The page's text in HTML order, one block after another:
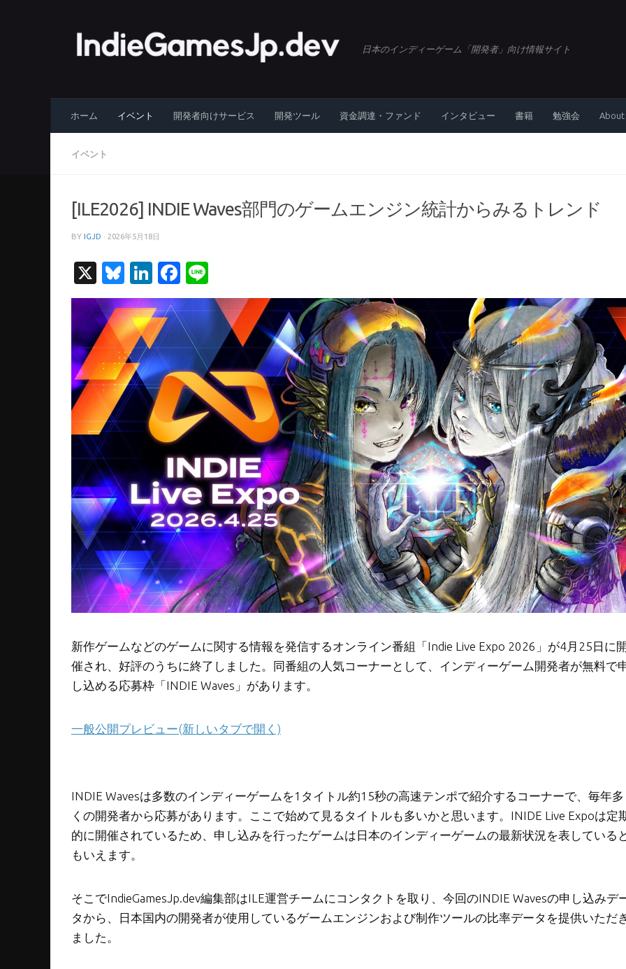
日本のインディーゲーム「開発者」向け情報サイト
ホーム イベント 開発者向けサービス 開発ツール 資金調達・ファンド インタビュー 書籍 勉強会 About
イベント
[ILE2026] INDIE Waves部門のゲームエンジン統計からみるトレンド
BY IGJD · 2026年5月18日
X Bluesky
LinkedIn
Facebook
新作ゲームなどのゲームに関する情報を発信するオンライン番組「Indie Live Expo 2026」が4月25日に
催され、好評のうちに終了しました。同番組の人気コーナーとして、インディーゲーム開発者が無料で
し込める応募枠「INDIE Waves」があります。
一般公開プレビュー(新しいタブで開く)
INDIE Wavesは多数のインディーゲームを1タイトル約15秒の高速テンポで紹介するコーナーで、毎年多
くの開発者から応募があります。ここで始めて見るタイトルも多いかと思います。INIDE Live Expoは定
的に開催されているため、申し込みを行ったゲームは日本のインディーゲームの最新状況を表している
もいえます。
そこでIndieGamesJp.dev編集部はILE運営チームにコンタクトを取り、今回のINDIE Wavesの申し込みデ
タから、日本国内の開発者が使用しているゲームエンジンおよび制作ツールの比率データを提供いただ
ました。